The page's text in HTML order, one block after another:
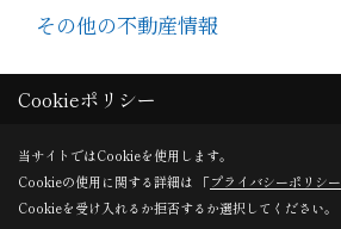
R8.6/20撮影
Cookieポリシー
当サイトではCookieを使用します。
Cookieの使用に関する詳細は 「プライバシーポリシー
Cookieを受け入れるか拒否するか選択してください。